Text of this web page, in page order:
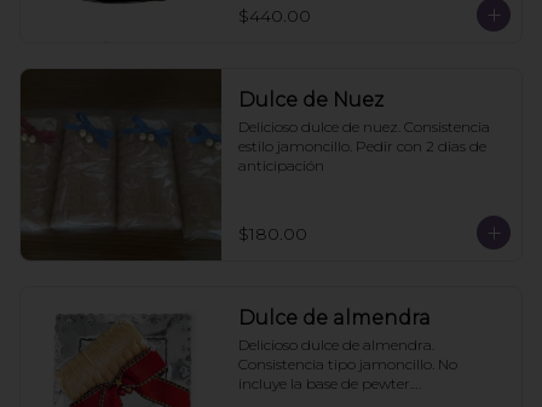
$440.00
Dulce de Nuez
Delicioso dulce de nuez. Consistencia
estilo jamoncillo. Pedir con 2 dias de
anticipación
$180.00
Dulce de almendra
Delicioso dulce de almendra.
Consistencia tipo jamoncillo. No
incluye la base de pewter.